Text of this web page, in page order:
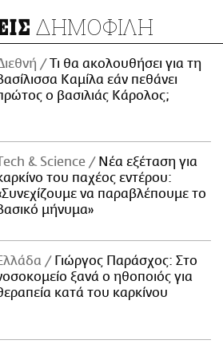
ΔΗΜΟΦΙΛΗ
Τι θα ακολουθήσει για τη
Καμίλα εάν πεθάνει
ο βασιλιάς Κάρολος;
Τech & Science
Νέα εξέταση για
του παχέος εντέρου:
να παραβλέπουμε το
μήνυμα»
Γιώργος Παράσχος: Στο
ξανά ο ηθοποιός για
κατά του καρκίνου